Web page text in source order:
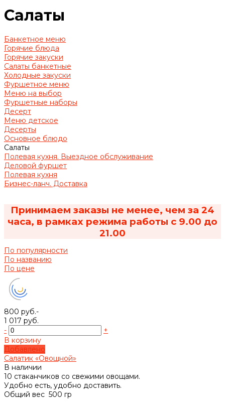
Салаты
Банкетное меню
Горячие блюда
Горячие закуски
Салаты банкетные
Холодные закуски
Фуршетное меню
Меню на выбор
Фуршетные наборы
Десерт
Меню детское
Десерты
Основное блюдо
Салаты
Полевая кухня. Выездное обслуживание
Деловой фуршет
Полевая кухня
Бизнес-ланч. Доставка
Принимаем заказы не менее, чем за 24
часа, в рамках режима работы с 9.00 до
21.00
По популярности
По названию
По цене
800 руб.-
1 017 руб.
-
+
В корзину
Добавлено
Салатик «Овощной»
В наличии
10 стаканчиков со свежими овощами.
Удобно есть, удобно доставить.
Общий вес 500 гр